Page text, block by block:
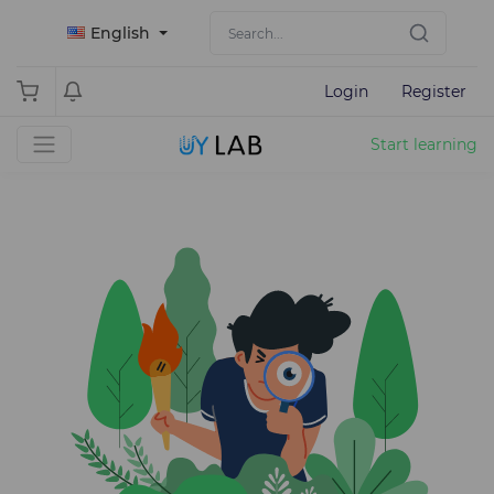
English
Login Register
Start learning